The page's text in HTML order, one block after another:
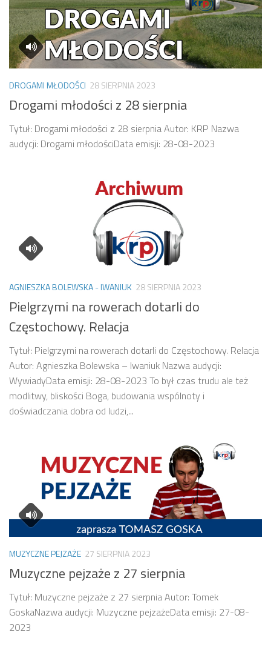
DROGAMI MŁODOŚCI 28 SIERPNIA 2023
Drogami młodości z 28 sierpnia
Tytuł: Drogami młodości z 28 sierpnia Autor: KRP Nazwa
audycji: Drogami młodościData emisji: 28-08-2023
AGNIESZKA BOLEWSKA - IWANIUK 28 SIERPNIA 2023
Pielgrzymi na rowerach dotarli do
Częstochowy. Relacja
Tytuł: Pielgrzymi na rowerach dotarli do Częstochowy. Relacja
Autor: Agnieszka Bolewska – Iwaniuk Nazwa audycji:
WywiadyData emisji: 28-08-2023 To był czas trudu ale też
modlitwy, bliskości Boga, budowania wspólnoty i
doświadczania dobra od ludzi,...
MUZYCZNE PEJZAŻE 27 SIERPNIA 2023
Muzyczne pejzaże z 27 sierpnia
Tytuł: Muzyczne pejzaże z 27 sierpnia Autor: Tomek
GoskaNazwa audycji: Muzyczne pejzażeData emisji: 27-08-
2023